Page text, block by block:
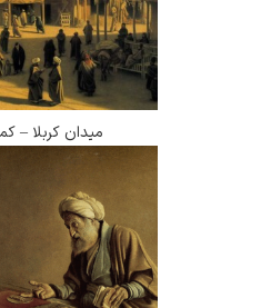
میدان کربلا – کمال الملک